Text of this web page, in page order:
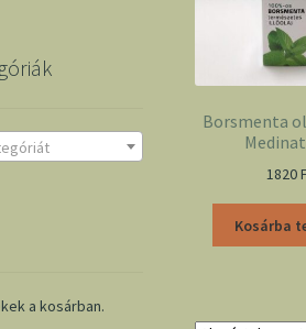
Borsmenta
1820
Kosárba
a kosárban.